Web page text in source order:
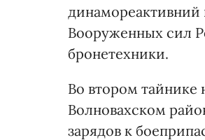
Вооруженных сил
бронетехники.
Во втором тайнике
Волновахском
зарядов к